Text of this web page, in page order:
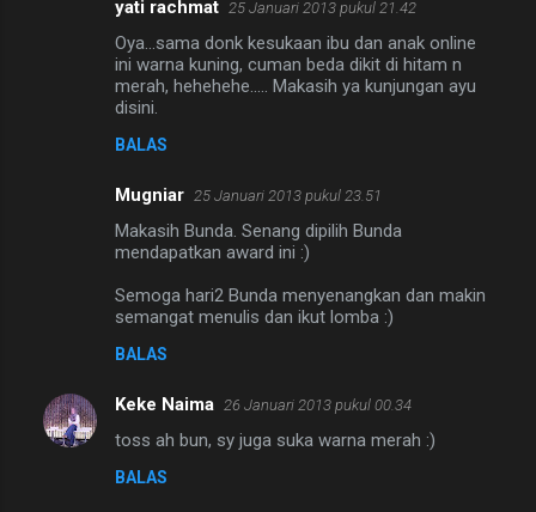
yati rachmat 25 Januari 2013 pukul 21.42
Oya...sama donk kesukaan ibu dan anak online
ini warna kuning, cuman beda dikit di hitam n
merah, hehehehe..... Makasih ya kunjungan ayu
disini.
BALAS
Mugniar 25 Januari 2013 pukul 23.51
Makasih Bunda. Senang dipilih Bunda
mendapatkan award ini :)
Semoga hari2 Bunda menyenangkan dan makin
semangat menulis dan ikut lomba :)
BALAS
Keke Naima 26 Januari 2013 pukul 00.34
toss ah bun, sy juga suka warna merah :)
BALAS